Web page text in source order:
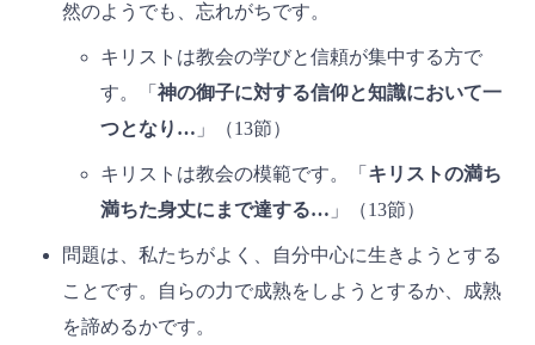
然のようでも、忘れがちです。
キリストは教会の学びと信頼が集中する方で
す。「 神の御子に対する信仰と知識において一
つとなり… 」（13節）
キリストは教会の模範です。「 キリストの満ち
満ちた身丈にまで達する… 」（13節）
問題は、私たちがよく、自分中心に生きようとする
ことです。自らの力で成熟をしようとするか、成熟
を諦めるかです。